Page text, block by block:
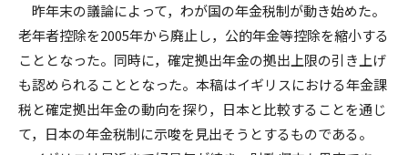
昨年末の議論によって，わが国の年金税制が動き始めた。
老年者控除を2005年から廃止し，公的年金等控除を縮小する
こととなった。同時に，確定拠出年金の拠出上限の引き上げ
も認められることとなった。本稿はイギリスにおける年金課
税と確定拠出年金の動向を探り，日本と比較することを通じ
て，日本の年金税制に示唆を見出そうとするものである。